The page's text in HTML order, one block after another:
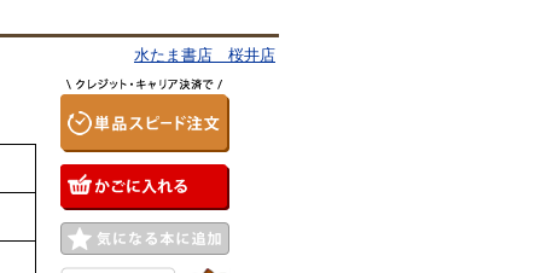
水たま書店 桜井店